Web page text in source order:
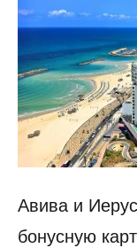
Авива и
бонусную